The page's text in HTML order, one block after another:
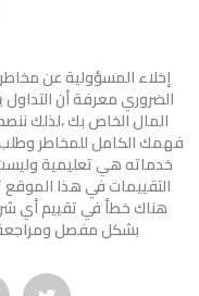
إخلاء المسؤولية عن
الضروري معرفة أن
المال الخاص بك ،لذلك
فهمك الكامل للمخاطر
خدماته هي تعليمية
التقييمات في هذا
هناك خطأ في تقييم أي
بشكل مفصل ومراجعة